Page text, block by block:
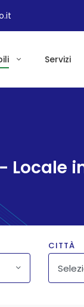
Servizi
Locale
CITTÀ